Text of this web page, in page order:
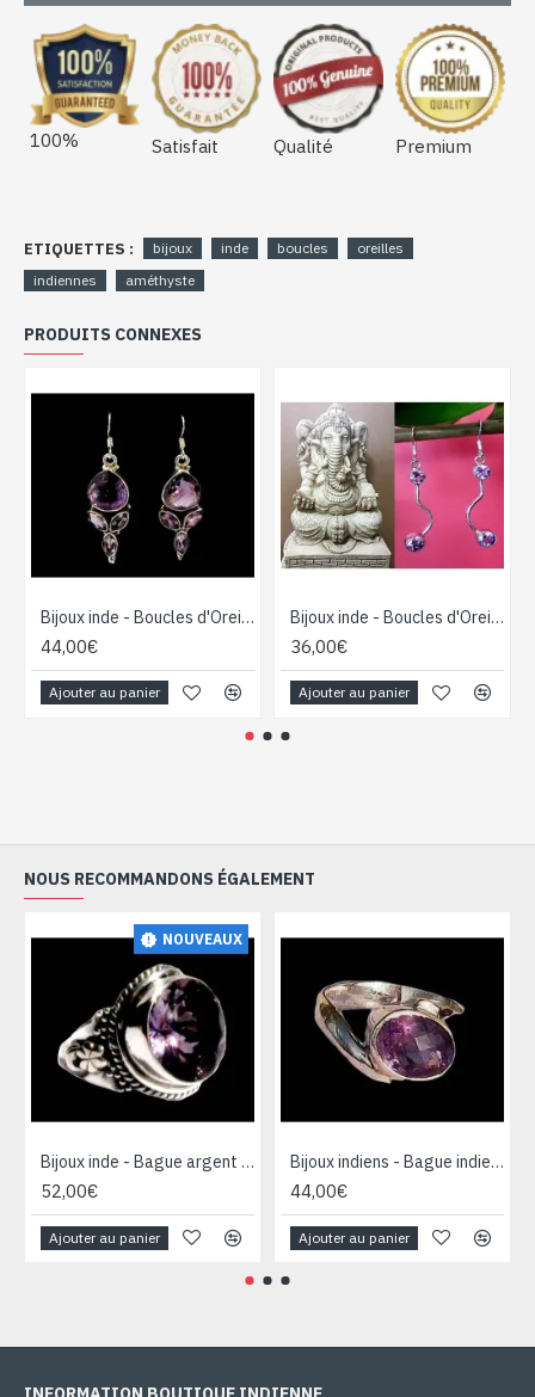
100% Satisfait Qualité Premium
ETIQUETTES : bijoux inde boucles
oreilles
indiennes
améthyste
PRODUITS CONNEXES
Bijoux inde - Boucles d'Oreilles indiennes Améthyste
44,00€
Ajouter au panier
Bijoux inde - Boucles d'Oreilles indiennes Améthyste
36,00€
Ajouter au panier
NOUS RECOMMANDONS ÉGALEMENT
NOUVEAUX
Bijoux inde - Bague argent Améthyste
52,00€
Ajouter au panier
Bijoux indiens - Bague indienne Améthyste
44,00€
Ajouter au panier